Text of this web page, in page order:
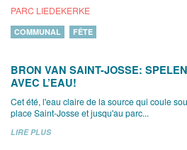
PARC LIEDEKERKE
COMMUNAL FÊTE
BRON VAN SAINT-JOSSE:
AVEC L’EAU!
Cet été, l'eau claire de la source qui coule
place Saint-Josse et jusqu'au parc...
LIRE PLUS